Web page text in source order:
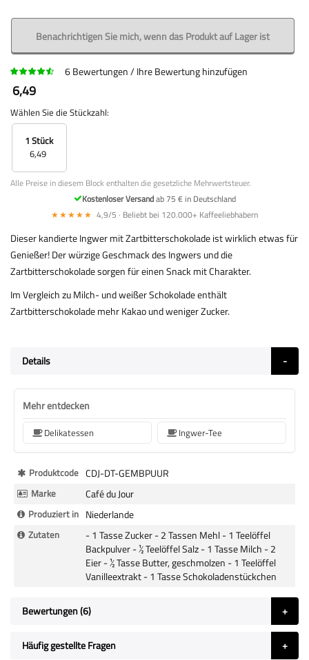
Benachrichtigen Sie mich, wenn das Produkt auf Lager ist
6Bewertungen Ihre Bewertung hinzufügen
6,49
Wählen Sie die Stückzahl:
1 Stück
6,49
Alle Preise in diesem Block enthalten die gesetzliche Mehrwertsteuer.
Kostenloser Versandab 75 € in Deutschland
★★★★★ 4,9/5 · Beliebt bei 120.000+ Kaffeeliebhabern
Dieser kandierte Ingwer mit Zartbitterschokolade ist wirklich etwas für
Genießer! Der würzige Geschmack des Ingwers und die
Zartbitterschokolade sorgen für einen Snack mit Charakter.
Im Vergleich zu Milch- und weißer Schokolade enthält
Zartbitterschokolade mehr Kakao und weniger Zucker.
Details
Mehr entdecken
Delikatessen Ingwer-Tee
Mehr
Informationen
Produktcode CDJ-DT-GEMBPUUR
Marke Café du Jour
Produziert in Niederlande
Zutaten
- 1 Tasse Zucker - 2 Tassen Mehl - 1 Teelöffel
Backpulver - ½ Teelöffel Salz - 1 Tasse Milch - 2
Eier - ½ Tasse Butter, geschmolzen - 1 Teelöffel
Vanilleextrakt - 1 Tasse Schokoladenstückchen
Bewertungen 6
Häufig gestellte Fragen